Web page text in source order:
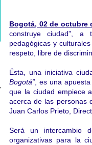
Bogotá, 02 de octubre
construye ciudad”, a
pedagógicas y
respeto, libre de
Ésta, una iniciativa
Bogotá” , es una
que la ciudad empiece
acerca de las personas
Juan Carlos Prieto,
Será un intercambio
organizativas para la